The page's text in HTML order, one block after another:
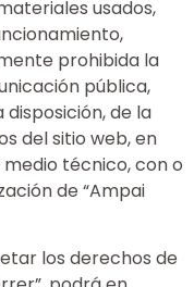
usados,
prohibida la
pública,
de la
del sitio web, en
técnico, con o
de “Ampai
los derechos de